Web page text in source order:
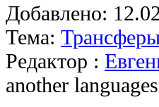
Добавлено:
Тема:
Редактор :
another